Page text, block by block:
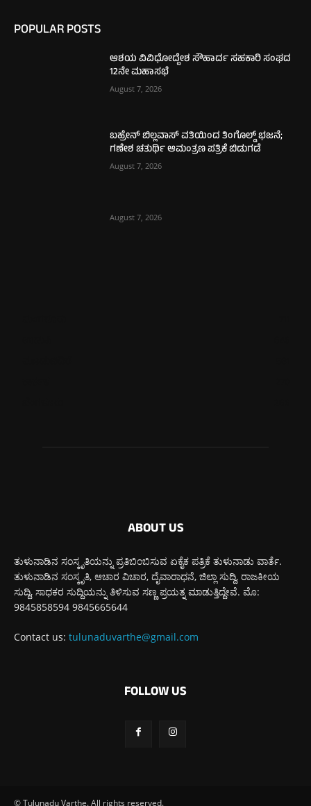
POPULAR POSTS
ಆಶಯ ವಿವಿಧೋದ್ದೇಶ ಸೌಹಾರ್ದ ಸಹಕಾರಿ ಸಂಘದ
12ನೇ ಮಹಾಸಭೆ
August 7, 2026
ಬಹ್ರೇನ್ ಬಿಲ್ಲವಾಸ್ ವತಿಯಿಂದ ತಿಂಗೊಲ್ಡ್ ಭಜನೆ;
ಗಣೇಶ ಚತುರ್ಥಿ ಆಮಂತ್ರಣ ಪತ್ರಿಕೆ ಬಿಡುಗಡೆ
August 7, 2026
August 7, 2026
ABOUT US
ತುಳುನಾಡಿನ ಸಂಸ್ಕೃತಿಯನ್ನು ಪ್ರತಿಬಿಂಬಿಸುವ ಏಕೈಕ ಪತ್ರಿಕೆ ತುಳುನಾಡು ವಾರ್ತೆ.
ತುಳುನಾಡಿನ ಸಂಸ್ಕೃತಿ, ಆಚಾರ ವಿಚಾರ, ದೈವಾರಾಧನೆ, ಜಿಲ್ಲಾ ಸುದ್ದಿ, ರಾಜಕೀಯ
ಸುದ್ದಿ, ಸಾಧಕರ ಸುದ್ದಿಯನ್ನು ತಿಳಿಸುವ ಸಣ್ಣ ಪ್ರಯತ್ನ ಮಾಡುತ್ತಿದ್ದೇವೆ. ಮೊ:
9845858594 9845665644
Contact us: tulunaduvarthe@gmail.com
FOLLOW US
© Tulunadu Varthe. All rights reserved.